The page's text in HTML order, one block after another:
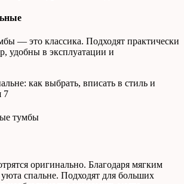
— это классика. Подходят практически
удобны в эксплуатации и
тумбы
оригинально. Благодаря мягким
спальне. Подходят для больших